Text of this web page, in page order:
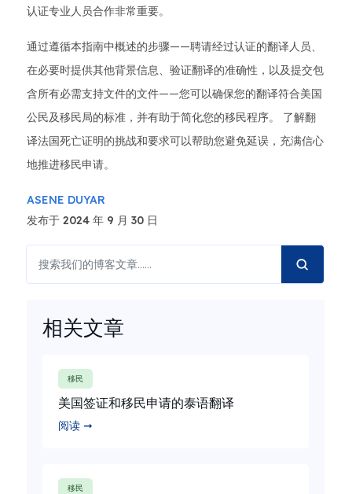
认证专业人员合作非常重要。
通过遵循本指南中概述的步骤——聘请经过认证的翻译人员、
在必要时提供其他背景信息、验证翻译的准确性，以及提交包
含所有必需支持文件的文件——您可以确保您的翻译符合美国
公民及移民局的标准，并有助于简化您的移民程序。 了解翻
译法国死亡证明的挑战和要求可以帮助您避免延误，充满信心
地推进移民申请。
ASENE DUYAR
发布于 2024 年 9 月 30 日
相关文章
移民
美国签证和移民申请的泰语翻译
阅读 ➞
移民